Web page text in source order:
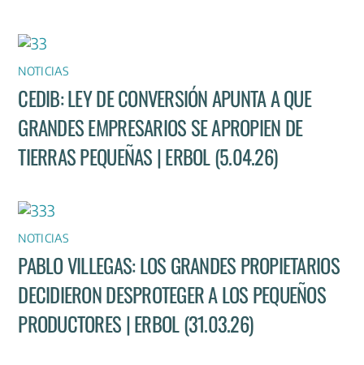
NOTICIAS
CEDIB: LEY DE CONVERSIÓN APUNTA A QUE
GRANDES EMPRESARIOS SE APROPIEN DE
TIERRAS PEQUEÑAS | ERBOL (5.04.26)
NOTICIAS
PABLO VILLEGAS: LOS GRANDES PROPIETARIOS
DECIDIERON DESPROTEGER A LOS PEQUEÑOS
PRODUCTORES | ERBOL (31.03.26)